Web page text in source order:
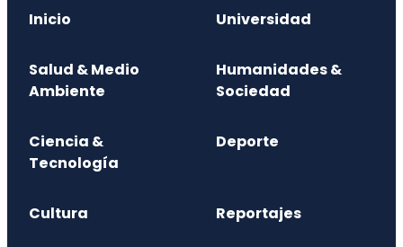
Inicio Universidad
Salud & Medio
Ambiente
Humanidades &
Sociedad
Ciencia &
Tecnología
Deporte
Cultura Reportajes